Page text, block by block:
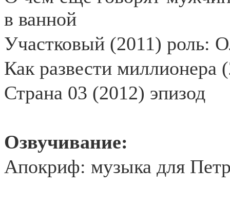
в ванной
Участковый (2011) роль:
Как развести миллионера
Страна 03 (2012) эпизод
Озвучивание:
Апокриф: музыка для